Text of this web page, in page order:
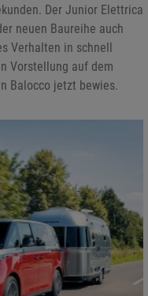
Der Junior Elettrica
neuen Baureihe auch
Verhalten in schnell
Vorstellung auf dem
Balocco jetzt bewies.